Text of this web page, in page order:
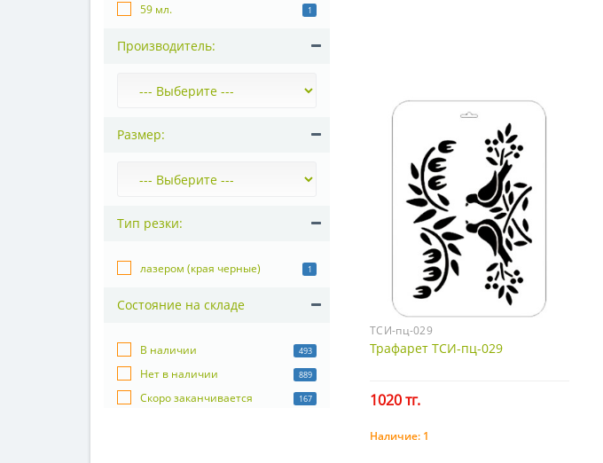
59 мл. 1
Производитель:
Размер:
Тип резки:
лазером (края черные) 1
Состояние на складе
В наличии 493
Нет в наличии 889
Скоро заканчивается 167
ТСИ-пц-029
Трафарет ТСИ-пц-029
1020 тг.
Купить
Наличие: 1